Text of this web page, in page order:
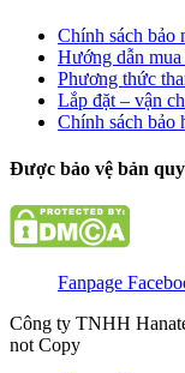
Chính sách bảo
Hướng dẫn mua
Phương thức
Lắp đặt – vận
Chính sách bảo
Được bảo vệ bản
Fanpage
Công ty TNHH
not Copy